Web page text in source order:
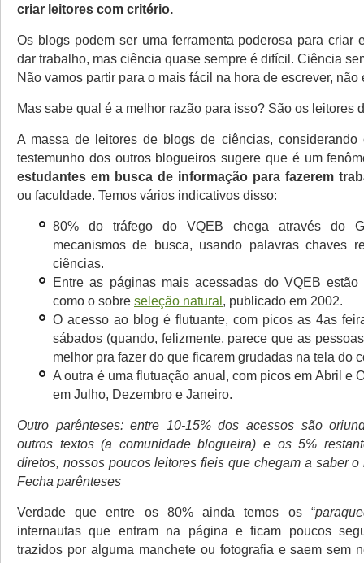
criar leitores com critério.
Os blogs podem ser uma ferramenta poderosa para criar
dar trabalho, mas ciência quase sempre é difícil. Ciência
Não vamos partir para o mais fácil na hora de escrever, não
Mas sabe qual é a melhor razão para isso? São os leitores
A massa de leitores de blogs de ciências,
testemunho dos outros blogueiros sugere que é um
estudantes em busca de informação para fazerem
ou faculdade. Temos vários indicativos disso:
80% do tráfego do VQEB chega através do
mecanismos de busca, usando palavras chaves
ciências.
Entre as páginas mais acessadas do VQEB estão
como o sobre seleção natural, publicado em 2002.
O acesso ao blog é flutuante, com picos as 4as
sábados (quando, felizmente, parece que as
melhor pra fazer do que ficarem grudadas na tela do
A outra é uma flutuação anual, com picos em Abril e
em Julho, Dezembro e Janeiro.
Outro parênteses: entre 10-15% dos acessos são
outros textos (a comunidade blogueira) e os 5%
diretos, nossos poucos leitores fieis que chegam a saber o
Fecha parênteses
Verdade que entre os 80% ainda temos os “
internautas que entram na página e ficam poucos
trazidos por alguma manchete ou fotografia e saem sem